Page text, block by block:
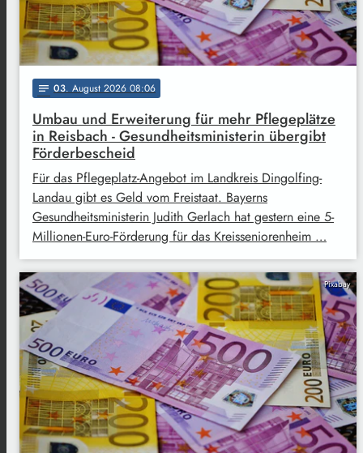
notes 03. August 2026 08:06
Umbau und Erweiterung für mehr Pflegeplätze
in Reisbach - Gesundheitsministerin übergibt
Förderbescheid
Für das Pflegeplatz-Angebot im Landkreis Dingolfing-
Landau gibt es Geld vom Freistaat. Bayerns
Gesundheitsministerin Judith Gerlach hat gestern eine 5-
Millionen-Euro-Förderung für das Kreisseniorenheim …
Pixabay